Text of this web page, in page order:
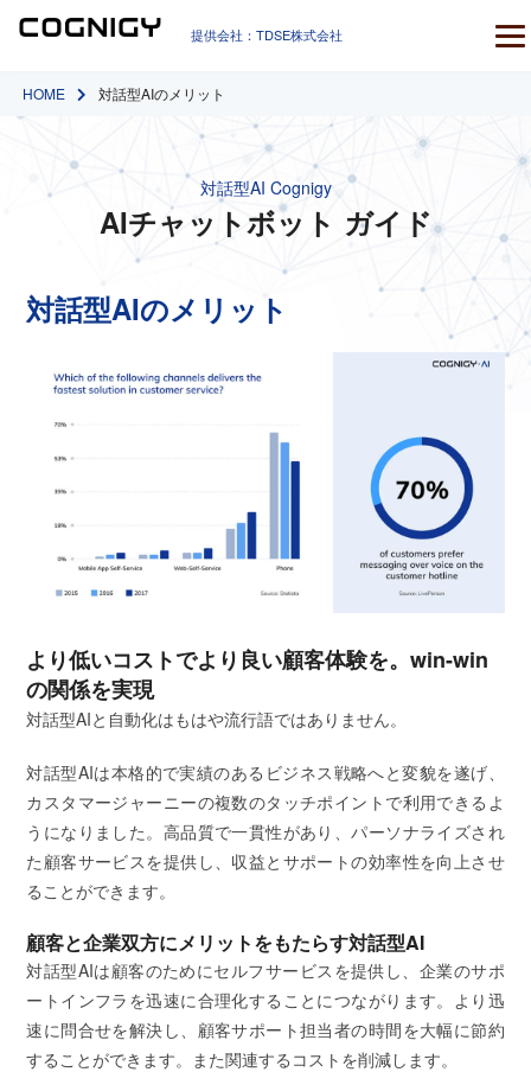
提供会社：TDSE株式会社
HOME 対話型AIのメリット
対話型AI Cognigy
AIチャットボット ガイド
対話型AIのメリット
より低いコストでより良い顧客体験を。win-win
の関係を実現
対話型AIと自動化はもはや流行語ではありません。
対話型AIは本格的で実績のあるビジネス戦略へと変貌を遂げ、
カスタマージャーニーの複数のタッチポイントで利用できるよ
うになりました。高品質で一貫性があり、パーソナライズされ
た顧客サービスを提供し、収益とサポートの効率性を向上させ
ることができます。
顧客と企業双方にメリットをもたらす対話型AI
対話型AIは顧客のためにセルフサービスを提供し、企業のサポ
ートインフラを迅速に合理化することにつながります。より迅
速に問合せを解決し、顧客サポート担当者の時間を大幅に節約
することができます。また関連するコストを削減します。